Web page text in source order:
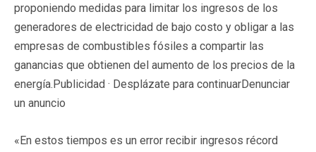
proponiendo medidas para limitar los ingresos de los
generadores de electricidad de bajo costo y obligar a las
empresas de combustibles fósiles a compartir las
ganancias que obtienen del aumento de los precios de la
energía.Publicidad · Desplázate para continuarDenunciar
un anuncio
«En estos tiempos es un error recibir ingresos récord